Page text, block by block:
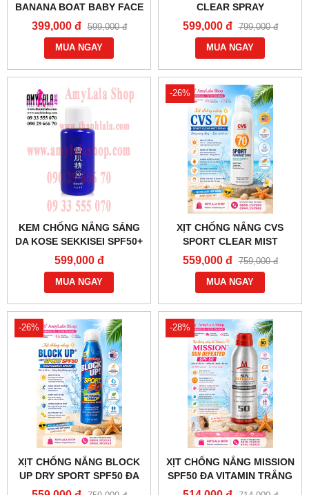
BANANA BOAT BABY FACE
& BODY STICK SUNCREEN
SPF50/UVA/UVB 15.6G -
0858193968 - 0944193968 -
AMYLALASHOP.COM -
399,000 đ 599,000 đ
MUA NGAY
CLEAR SPRAY
SUNSCREEN SPF100
DƯỠNG ẨM DA -
0858193968 - 0944193968 -
AMYLALASHOP.COM -
599,000 đ 799,000 đ
MUA NGAY
KEM CHỐNG NẮNG SÁNG
DA KOSE SEKKISEI SPF50+
PA+++ 15ML - 0933555070 -
0902966670
599,000 đ
MUA NGAY
-26%
XỊT CHỐNG NẮNG CVS
SPORT CLEAR MIST
SPRAY SUNSCREEN SPF70
142G DƯỠNG SÁNG DA -
0858193968 - 0944193968 -
AMYLALASHOP.COM -
559,000 đ 759,000 đ
MUA NGAY
-26%
XỊT CHỐNG NẮNG BLOCK
UP DRY SPORT SPF50 ĐA
VITAMIN DƯỠNG SÁNG DA
-28%
XỊT CHỐNG NẮNG MISSION
SPF50 ĐA VITAMIN TRẮNG
DA NGỪA LÃO HÓA NHẬP